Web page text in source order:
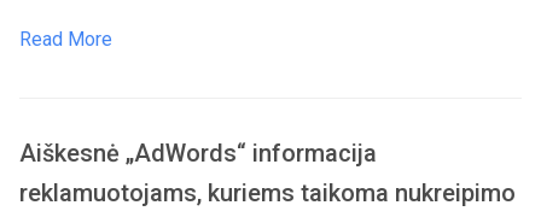
Read More
Aiškesnė „AdWords“ informacija
reklamuotojams, kuriems taikoma nukreipimo